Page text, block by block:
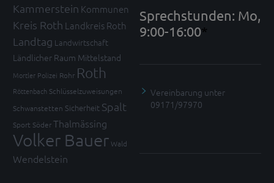
Kammerstein Kommunen
Kreis Roth Landkreis Roth
Landtag Landwirtschaft
Ländlicher Raum Mittelstand
Mortler Polizei Rohr Roth
Röttenbach Schlüsselzuweisungen
Schwanstetten Sicherheit Spalt
Sport SöderThalmässing
Volker BauerWald
Wendelstein
Sprechstunden: Mo,
9:00-16:00*
Vereinbarung unter
09171/97970